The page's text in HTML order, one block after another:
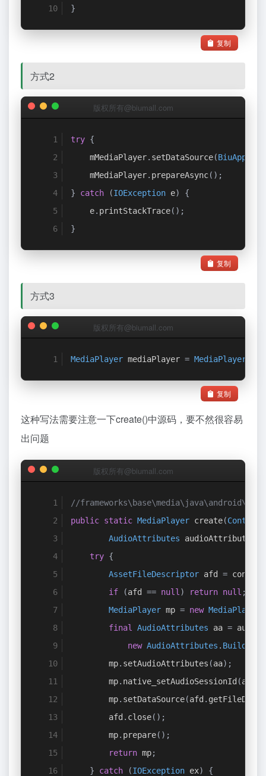
}
复制
方式2
版权所有@biumall.com
try {
mMediaPlayer. setDataSource(BiuApp
mMediaPlayer. prepareAsync();
}
catch (IOException e)
{
e. printStackTrace();
}
复制
方式3
版权所有@biumall.com
MediaPlayer mediaPlayer = MediaPlayer
复制
这种写法需要注意一下create()中源码，要不然很容易
出问题
版权所有@biumall.com
//
public static MediaPlayer create(Context
AudioAttributes audioAttributes
try {
AssetFileDescriptor afd = context
if
(afd == null ) return null ;
MediaPlayer mp = new MediaPlayer
final
AudioAttributes aa =
new AudioAttributes . Builder
mp. setAudioAttributes (aa);
mp. native_setAudioSessionId (
mp. setDataSource(afd .
afd . close();
mp. prepare();
return mp;
}
catch (IOException ex) {